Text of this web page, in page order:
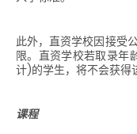
此外，直资学校因接受
限。直资学校若取录年
计)的学生，将不会获得
课程